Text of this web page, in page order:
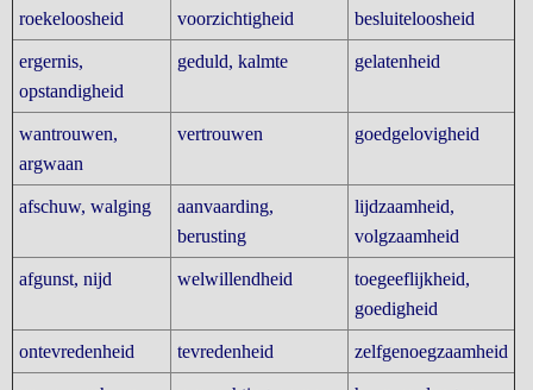
roekeloosheid voorzichtigheid besluiteloosheid
ergernis,
opstandigheid
geduld, kalmte gelatenheid
wantrouwen,
argwaan
vertrouwen goedgelovigheid
afschuw, walging
aanvaarding,
berusting
lijdzaamheid,
volgzaamheid
afgunst, nijd welwillendheid
toegeeflijkheid,
goedigheid
ontevredenheid tevredenheid zelfgenoegzaamheid